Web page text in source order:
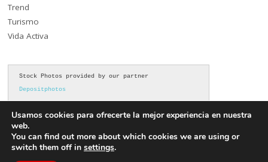
Trend
Turismo
Vida Activa
Depositphotos
Usamos cookies para ofrecerte la mejor experiencia en nuestra
web.
You can find out more about which cookies we are using or
switch them off in settings.